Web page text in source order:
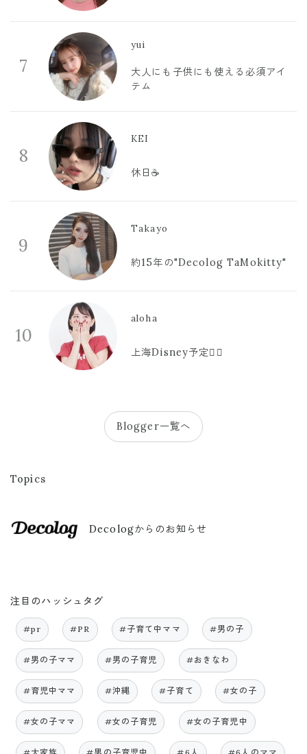
7
yui
大人にも子供にも使える必須アイ
テム
8
KEI
休日☕️
9
Takayo
約15年の"Decolog TaMokitty"
10
aloha
上海Disney予定🫪🩷
Blogger一覧へ
Topics
Decologからのお知らせ
注目のハッシュタグ
#pr #PR #子育て中ママ #男の子
#男の子ママ #男の子育児 #おきなわ
#育児中ママ #沖縄 #子育て #女の子
#女の子ママ #女の子育児 #女の子育児中